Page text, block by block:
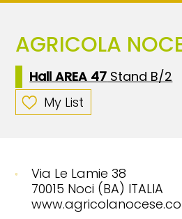
AGRICOLA
Hall AREA 47 Stand B/2
My List
Via Le Lamie 38
70015 Noci (BA) ITALIA